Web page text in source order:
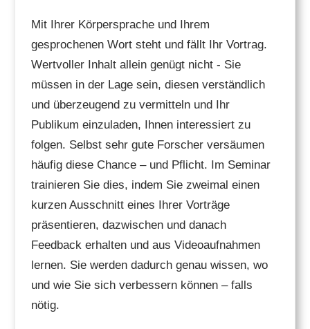
Mit Ihrer Körpersprache und Ihrem
gesprochenen Wort steht und fällt Ihr Vortrag.
Wertvoller Inhalt allein genügt nicht - Sie
müssen in der Lage sein, diesen verständlich
und überzeugend zu vermitteln und Ihr
Publikum einzuladen, Ihnen interessiert zu
folgen. Selbst sehr gute Forscher versäumen
häufig diese Chance – und Pflicht. Im Seminar
trainieren Sie dies, indem Sie zweimal einen
kurzen Ausschnitt eines Ihrer Vorträge
präsentieren, dazwischen und danach
Feedback erhalten und aus Videoaufnahmen
lernen. Sie werden dadurch genau wissen, wo
und wie Sie sich verbessern können – falls
nötig.